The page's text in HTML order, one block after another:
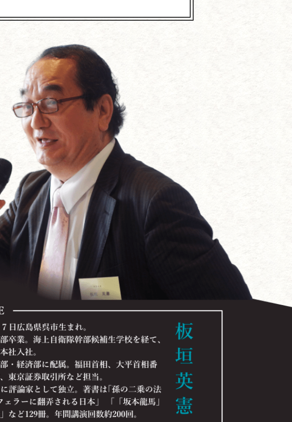
・家庭づくり・人づくり
極意はこれだ！
カーに学ぶ】
目的、経営は手段である
を読む
つけるのか
と日本の進路』
＝ドル安波乱
の進路
報保護法まで
理術
人」になろう
経営者！